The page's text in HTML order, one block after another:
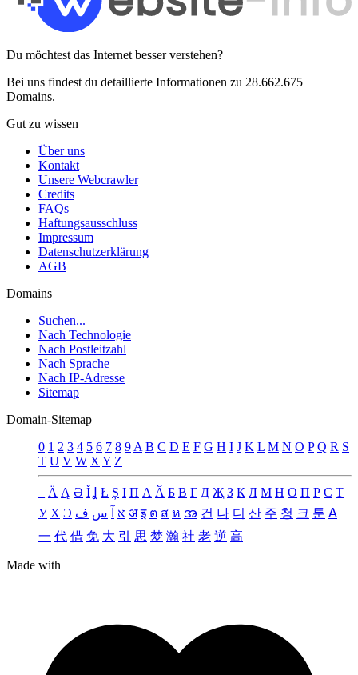
Du möchtest das Internet besser verstehen?
Bei uns findest du detaillierte Informationen zu 28.662.675
Domains.
Gut zu wissen
Über uns
Kontakt
Unsere Webcrawler
Credits
FAQs
Haftungsausschluss
Impressum
Datenschutzerklärung
AGB
Domains
Suchen...
Nach Technologie
Nach Postleitzahl
Nach Sprache
Nach IP-Adresse
Sitemap
Domain-Sitemap
0 1 2 3 4 5 6 7 8 9 A B C D E F G H I J K L M N O P Q R S
T U V W X Y Z
Ä Ą Ə Ǐ Ʝ Ł Ș Ι Π А Ӑ Б В Г Д Җ З К Л М Н О П Р С Т
У Х Э א س ف अ इ ต ส ห အ 건 나 디 산 주 청 크 툰 ꓮ
一 代 借 免 大 引 思 梦 瀚 社 老 逆 高
Made with